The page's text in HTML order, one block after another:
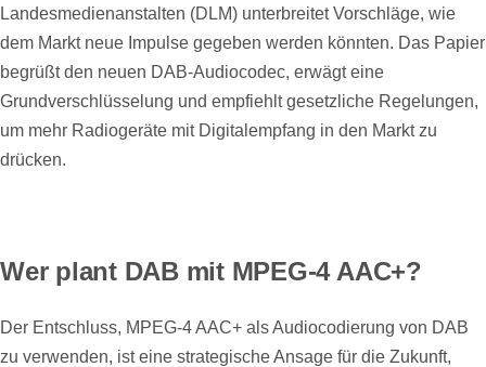
Landesmedienanstalten (DLM) unterbreitet Vorschläge, wie
dem Markt neue Impulse gegeben werden könnten. Das Papier
begrüßt den neuen DAB-Audiocodec, erwägt eine
Grundverschlüsselung und empfiehlt gesetzliche Regelungen,
um mehr Radiogeräte mit Digitalempfang in den Markt zu
drücken.
Wer plant DAB mit MPEG-4 AAC+?
Der Entschluss, MPEG-4 AAC+ als Audiocodierung von DAB
zu verwenden, ist eine strategische Ansage für die Zukunft,